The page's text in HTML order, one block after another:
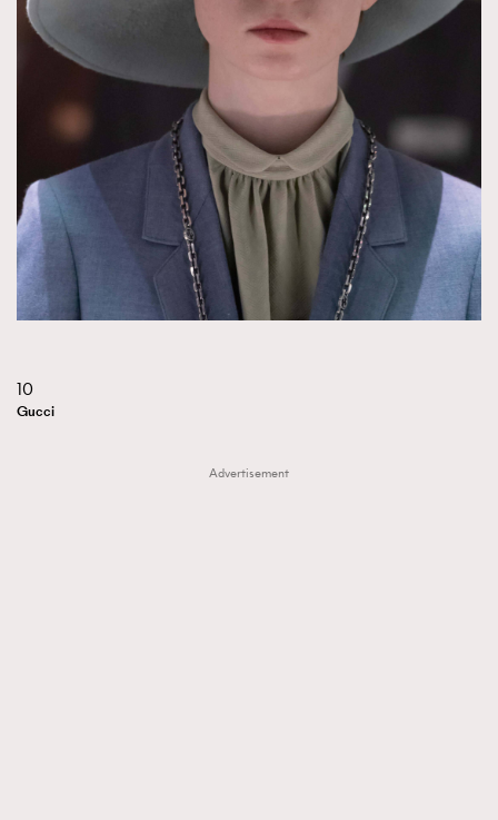
10
Gucci
Advertisement